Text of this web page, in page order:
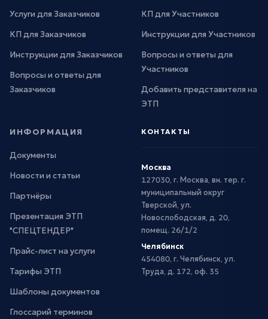
Услуги для Заказчиков
КП для Заказчиков
Инструкции для Заказчиков
Вопросы и ответы для
Заказчиков
КП для Участников
Инструкции для Участников
Вопросы и ответы для
Участников
Добавить представителя на
ЭТП
ИНФОРМАЦИЯ
Документы
Новости и статьи
Партнёры
Презентация ЭТП
"СПЕЦТЕНДЕР"
Прайс-лист на услуги
Тарифы ЭТП
Шаблоны документов
Глоссарий терминов
КОНТАКТЫ
Москва
127030, г. Москва, вн. тер. г.
муниципальный округ
Тверской, ул.
Новослободская, д. 20,
помещ. 26/1/2
Челябинск
454080, г. Челябинск, ул.
Труда, д. 172, оф. 35